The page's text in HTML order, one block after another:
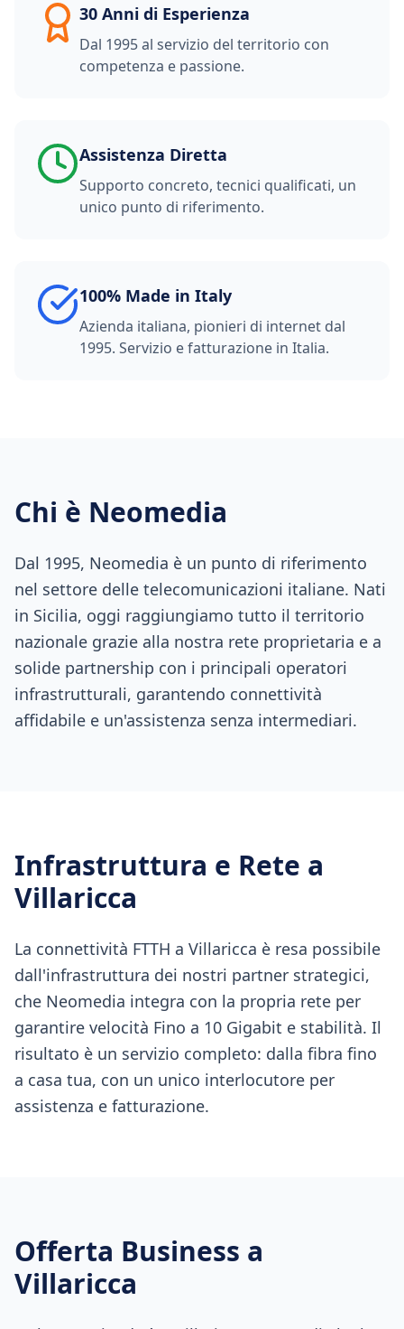
30 Anni di Esperienza
Dal 1995 al servizio del territorio con
competenza e passione.
Assistenza Diretta
Supporto concreto, tecnici qualificati, un
unico punto di riferimento.
100% Made in Italy
Azienda italiana, pionieri di internet dal
1995. Servizio e fatturazione in Italia.
Chi è Neomedia
Dal 1995, Neomedia è un punto di riferimento
nel settore delle telecomunicazioni italiane. Nati
in Sicilia, oggi raggiungiamo tutto il territorio
nazionale grazie alla nostra rete proprietaria e a
solide partnership con i principali operatori
infrastrutturali, garantendo connettività
affidabile e un'assistenza senza intermediari.
Infrastruttura e Rete a
Villaricca
La connettività FTTH a Villaricca è resa possibile
dall'infrastruttura dei nostri partner strategici,
che Neomedia integra con la propria rete per
garantire velocità Fino a 10 Gigabit e stabilità. Il
risultato è un servizio completo: dalla fibra fino
a casa tua, con un unico interlocutore per
assistenza e fatturazione.
Offerta Business a
Villaricca